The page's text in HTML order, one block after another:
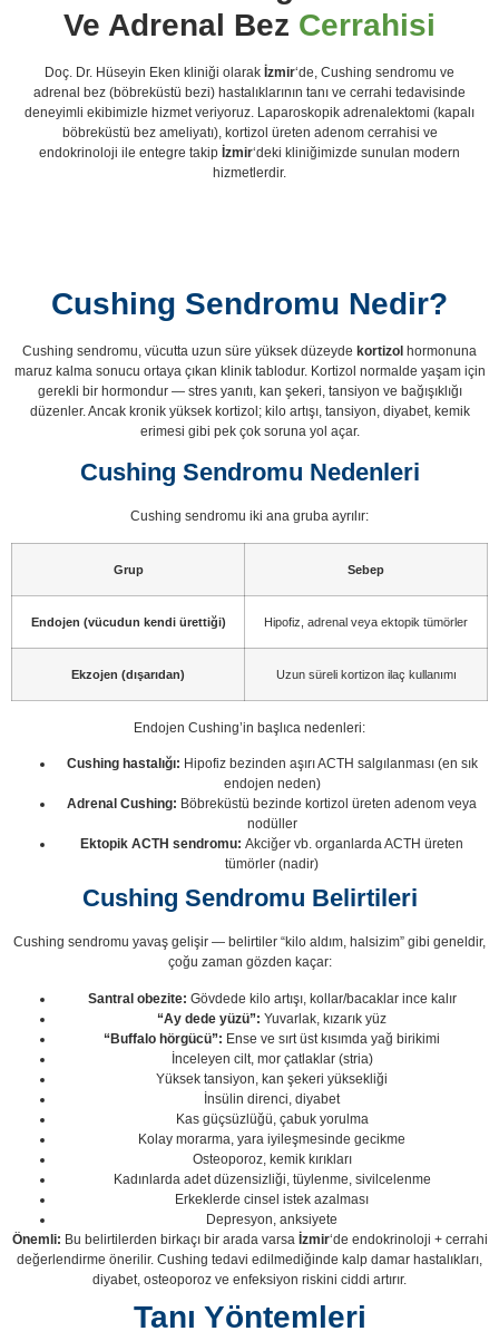
Ve Adrenal Bez Cerrahisi
Doç. Dr. Hüseyin Eken kliniği olarak İzmir‘de, Cushing sendromu ve
adrenal bez (böbreküstü bezi) hastalıklarının tanı ve cerrahi tedavisinde
deneyimli ekibimizle hizmet veriyoruz. Laparoskopik adrenalektomi (kapalı
böbreküstü bez ameliyatı), kortizol üreten adenom cerrahisi ve
endokrinoloji ile entegre takip İzmir‘deki kliniğimizde sunulan modern
hizmetlerdir.
Cushing Sendromu Nedir?
Cushing sendromu, vücutta uzun süre yüksek düzeyde kortizol hormonuna
maruz kalma sonucu ortaya çıkan klinik tablodur. Kortizol normalde yaşam için
gerekli bir hormondur — stres yanıtı, kan şekeri, tansiyon ve bağışıklığı
düzenler. Ancak kronik yüksek kortizol; kilo artışı, tansiyon, diyabet, kemik
erimesi gibi pek çok soruna yol açar.
Cushing Sendromu Nedenleri
Cushing sendromu iki ana gruba ayrılır:
Grup Sebep
Endojen (vücudun kendi ürettiği) Hipofiz, adrenal veya ektopik tümörler
Ekzojen (dışarıdan) Uzun süreli kortizon ilaç kullanımı
Endojen Cushing’in başlıca nedenleri:
Cushing hastalığı: Hipofiz bezinden aşırı ACTH salgılanması (en sık
endojen neden)
Adrenal Cushing: Böbreküstü bezinde kortizol üreten adenom veya
nodüller
Ektopik ACTH sendromu: Akciğer vb. organlarda ACTH üreten
tümörler (nadir)
Cushing Sendromu Belirtileri
Cushing sendromu yavaş gelişir — belirtiler “kilo aldım, halsizim” gibi geneldir,
çoğu zaman gözden kaçar:
Santral obezite: Gövdede kilo artışı, kollar/bacaklar ince kalır
“Ay dede yüzü”: Yuvarlak, kızarık yüz
“Buffalo hörgücü”: Ense ve sırt üst kısımda yağ birikimi
İnceleyen cilt, mor çatlaklar (stria)
Yüksek tansiyon, kan şekeri yüksekliği
İnsülin direnci, diyabet
Kas güçsüzlüğü, çabuk yorulma
Kolay morarma, yara iyileşmesinde gecikme
Osteoporoz, kemik kırıkları
Kadınlarda adet düzensizliği, tüylenme, sivilcelenme
Erkeklerde cinsel istek azalması
Depresyon, anksiyete
Önemli: Bu belirtilerden birkaçı bir arada varsa İzmir‘de endokrinoloji + cerrahi
değerlendirme önerilir. Cushing tedavi edilmediğinde kalp damar hastalıkları,
diyabet, osteoporoz ve enfeksiyon riskini ciddi artırır.
Tanı Yöntemleri